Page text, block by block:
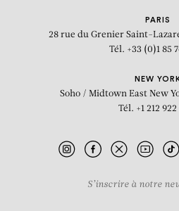
PARIS
28 rue du Grenier Saint-
Tél. +33 (0)1 85
NEW
Soho / Midtown East New
Tél. +1 212 922
S’inscrire à notre